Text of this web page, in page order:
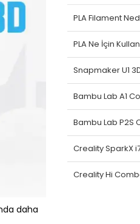
daha
PLA Filament
PLA Ne İçin
Snapmaker U1 3D
Bambu Lab A1
Bambu Lab P2S
Creality SparkX
Creality Hi